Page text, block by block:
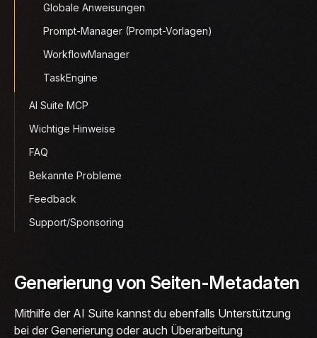
Generierung von Seiten-Metadaten
Mithilfe der AI Suite kannst du ebenfalls Unterstützung
bei der Generierung oder auch Überarbeitung
Globale Anweisungen
Prompt-Manager (Prompt-Vorlagen)
WorkflowManager
TaskEngine
AI Suite MCP
Wichtige Hinweise
FAQ
Bekannte Probleme
Feedback
Support/Sponsoring